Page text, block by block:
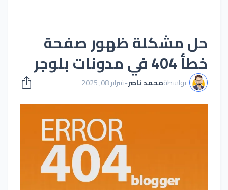
حل مشكلة ظهور صفحة
خطأ 404 في مدونات بلوجر
بواسطةمحمد ناصر-فبراير 08, 2025